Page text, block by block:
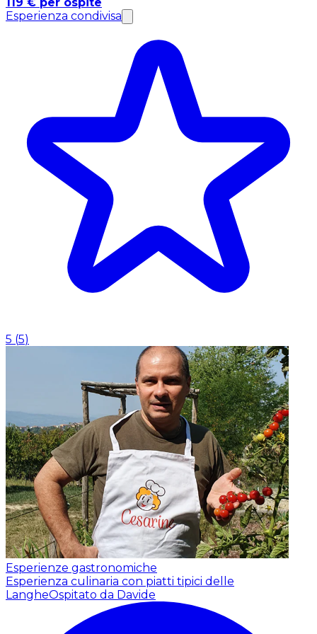
Esperienza condivisa
5 (5)
Esperienze gastronomiche
Esperienza culinaria con piatti tipici delle
LangheOspitato da Davide